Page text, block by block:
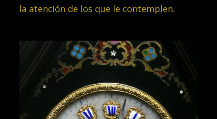
la atención de los que le contemplen.